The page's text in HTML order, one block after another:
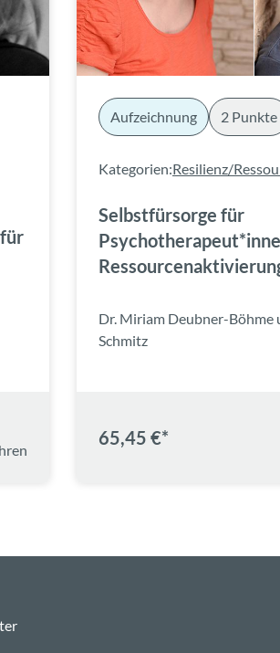
Aufzeichnung 2 Punkte
Kategorien:Resilienz/
Selbstfürsorge für
Dr. Miriam Deubner-Böhme
Schmitz
65,45 €*